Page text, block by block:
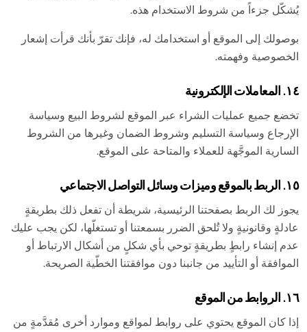
يُشكّل جزءاً من شروط الاستخدام هذه.
بوصولك إلى الموقع أو استخدامك له، فإنك تقرّ بأنك قرأت إشعار
الخصوصية وفهمته.
١٤. المعاملات الإلكترونية
تخضع جميع عمليات الشراء عبر الموقع لشروط البيع وسياسة
الإرجاع وسياسة التسليم وشروط الضمان وغيرها من الشروط
السارية الموجَّهة للعملاء والمتاحة على الموقع.
١٥. الربط بالموقع وميزات وسائل التواصل الاجتماعي
يجوز لك الربط بصفحتنا الرئيسية، شريطة أن تفعل ذلك بطريقةٍ
عادلةٍ وقانونيةٍ ولا تُلحق الضرر بسمعتنا أو تستغلّها، لكن يجب عليك
عدم إنشاء رابطٍ بطريقةٍ توحي بأي شكلٍ من أشكال الارتباط أو
الموافقة أو التأييد من جانبنا دون موافقتنا الخطّية الصريحة.
١٦. الروابط من الموقع
إذا كان الموقع يحتوي على روابط لمواقع وموارد أخرى مُقدَّمةٍ من